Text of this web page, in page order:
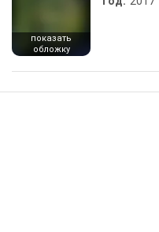
показать
обложку